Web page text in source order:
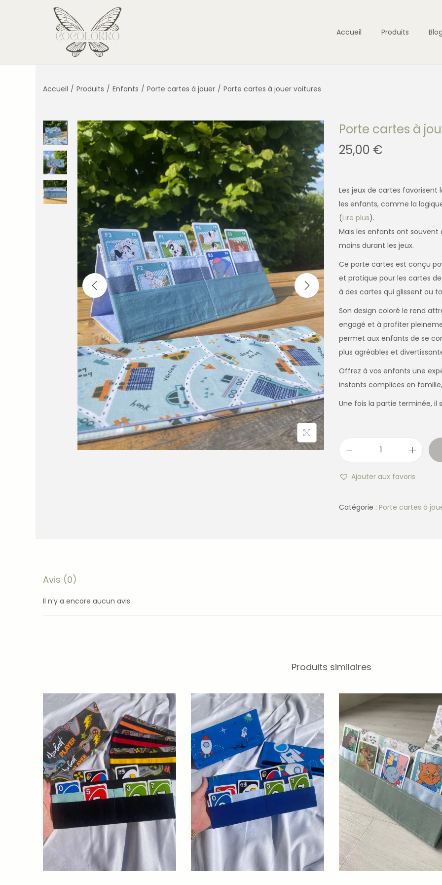
Accueil Produits Blog
Accueil / Produits / Enfants / Porte cartes à jouer / Porte cartes à jouer voitures
Porte cartes à
25,00 €
Les jeux de cartes
les enfants, comme la
(Lire plus).
Mais les enfants ont
mains durant les jeux.
Ce porte cartes est conçu
et pratique pour les cartes
à des cartes qui glissent ou
Son design coloré le rend
engagé et à profiter
permet aux enfants de se
plus agréables et
Offrez à vos enfants une
instants complices en
Une fois la partie terminée, il
Ajouter aux favoris
Catégorie : Porte cartes à
Avis (0)
Il n’y a encore aucun avis
Produits similaires